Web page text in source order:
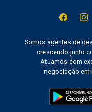
Somos agentes de
crescendo junto
Atuamos com
negociação em